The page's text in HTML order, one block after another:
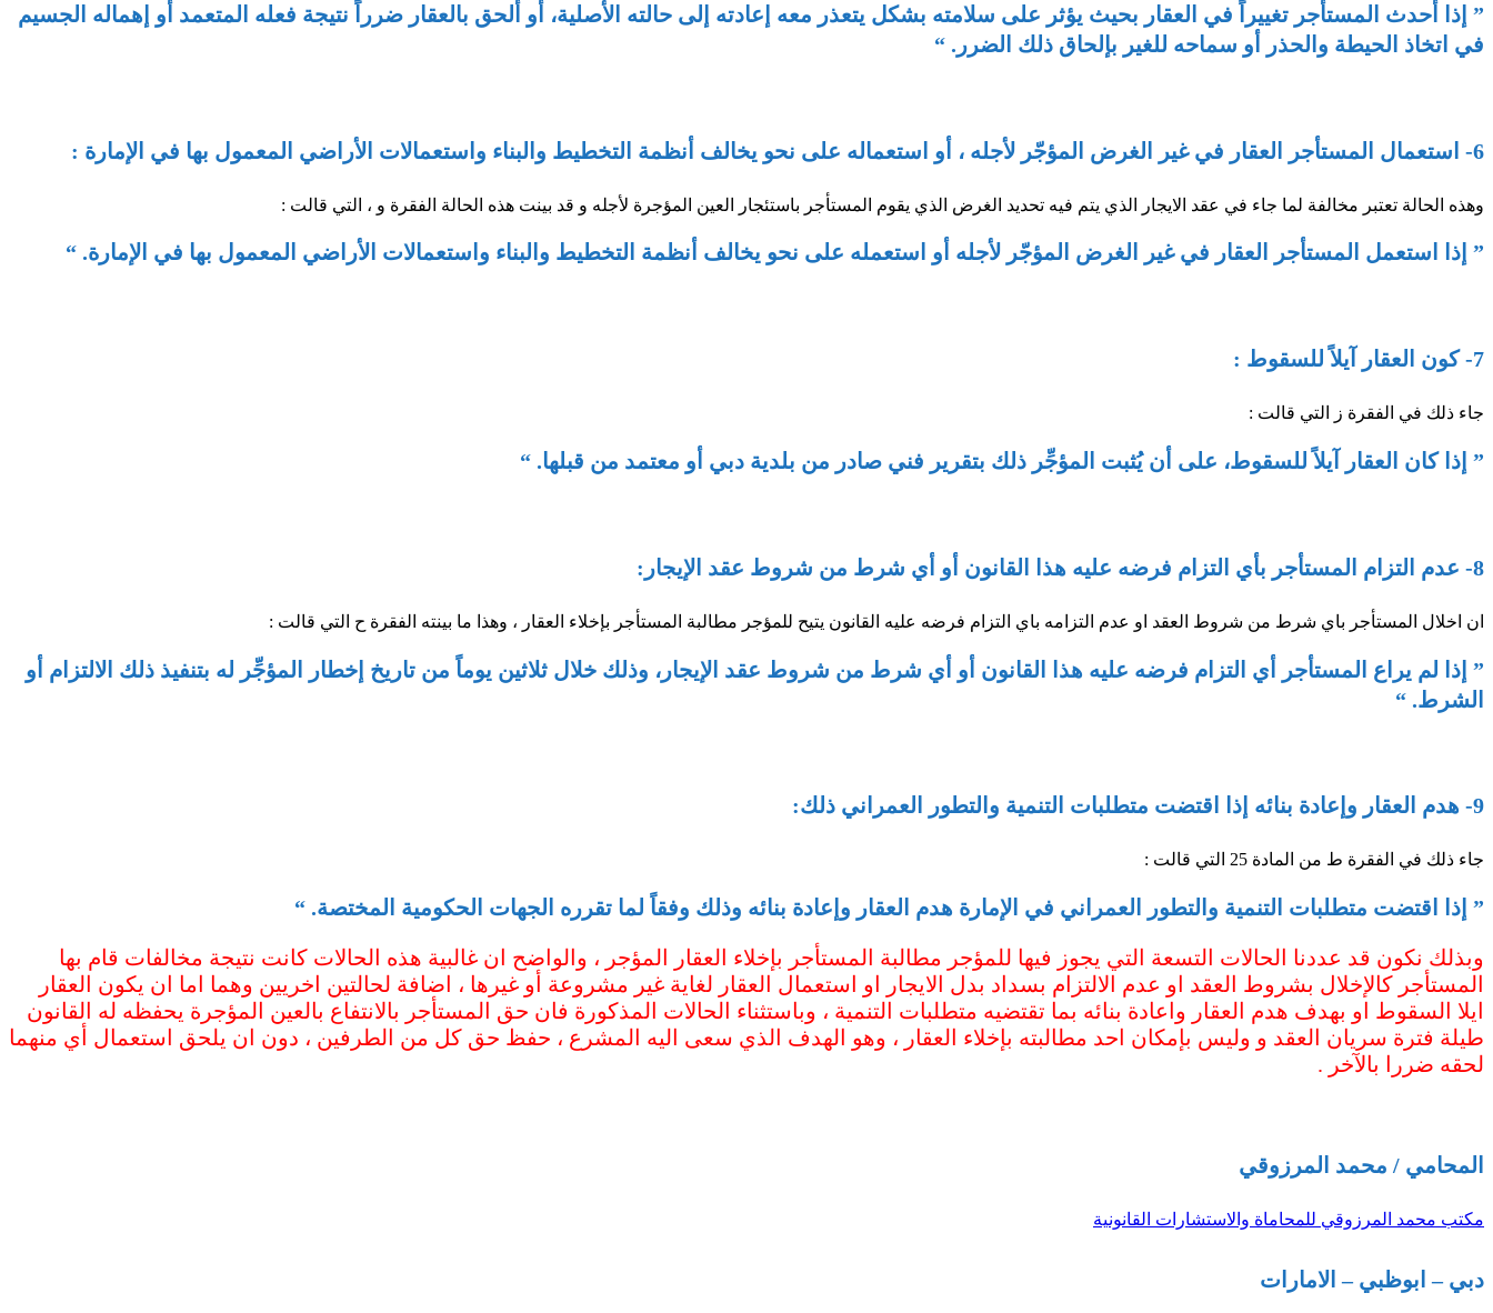
” إذا أحدث المستأجر تغييراً في العقار بحيث يؤثر على سلامته بشكل يتعذر معه إعادته إلى حالته الأصلية، أو ألحق بالعقار ضرراً نتيجة فعله المتعمد أو إهماله الجسيم
في اتخاذ الحيطة والحذر أو سماحه للغير بإلحاق ذلك الضرر. “
6- استعمال المستأجر العقار في غير الغرض المؤجّر لأجله ، أو استعماله على نحو يخالف أنظمة التخطيط والبناء واستعمالات الأراضي المعمول بها في الإمارة :
وهذه الحالة تعتبر مخالفة لما جاء في عقد الايجار الذي يتم فيه تحديد الغرض الذي يقوم المستأجر باستئجار العين المؤجرة لأجله و قد بينت هذه الحالة الفقرة و ، التي قالت :
” إذا استعمل المستأجر العقار في غير الغرض المؤجّر لأجله أو استعمله على نحو يخالف أنظمة التخطيط والبناء واستعمالات الأراضي المعمول بها في الإمارة. “
7- كون العقار آيلاً للسقوط :
جاء ذلك في الفقرة ز التي قالت :
” إذا كان العقار آيلاً للسقوط، على أن يُثبت المؤجِّر ذلك بتقرير فني صادر من بلدية دبي أو معتمد من قبلها. “
8- عدم التزام المستأجر بأي التزام فرضه عليه هذا القانون أو أي شرط من شروط عقد الإيجار:
ان اخلال المستأجر باي شرط من شروط العقد او عدم التزامه باي التزام فرضه عليه القانون يتيح للمؤجر مطالبة المستأجر بإخلاء العقار ، وهذا ما بينته الفقرة ح التي قالت :
” إذا لم يراع المستأجر أي التزام فرضه عليه هذا القانون أو أي شرط من شروط عقد الإيجار، وذلك خلال ثلاثين يوماً من تاريخ إخطار المؤجِّر له بتنفيذ ذلك الالتزام أو
الشرط. “
9- هدم العقار وإعادة بنائه إذا اقتضت متطلبات التنمية والتطور العمراني ذلك:
جاء ذلك في الفقرة ط من المادة 25 التي قالت :
” إذا اقتضت متطلبات التنمية والتطور العمراني في الإمارة هدم العقار وإعادة بنائه وذلك وفقاً لما تقرره الجهات الحكومية المختصة. “
وبذلك نكون قد عددنا الحالات التسعة التي يجوز فيها للمؤجر مطالبة المستأجر بإخلاء العقار المؤجر ، والواضح ان غالبية هذه الحالات كانت نتيجة مخالفات قام بها
المستأجر كالإخلال بشروط العقد او عدم الالتزام بسداد بدل الايجار او استعمال العقار لغاية غير مشروعة أو غيرها ، اضافة لحالتين اخريين وهما اما ان يكون العقار
ايلا السقوط او بهدف هدم العقار واعادة بنائه بما تقتضيه متطلبات التنمية ، وباستثناء الحالات المذكورة فان حق المستأجر بالانتفاع بالعين المؤجرة يحفظه له القانون
طيلة فترة سريان العقد و وليس بإمكان احد مطالبته بإخلاء العقار ، وهو الهدف الذي سعى اليه المشرع ، حفظ حق كل من الطرفين ، دون ان يلحق استعمال أي منهما
لحقه ضررا بالآخر .
المحامي / محمد المرزوقي
مكتب محمد المرزوقي للمحاماة والاستشارات القانونية
دبي – ابوظبي – الامارات